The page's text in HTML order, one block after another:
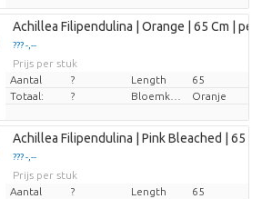
Achillea Filipendulina | Orange | 65 Cm | per
??? -,--
Prijs per stuk
Aantal
? Length
65
Totaal:
? Oranje
Achillea Filipendulina | Pink Bleached | 65 Cm
??? -,--
Prijs per stuk
Aantal
? Length
65